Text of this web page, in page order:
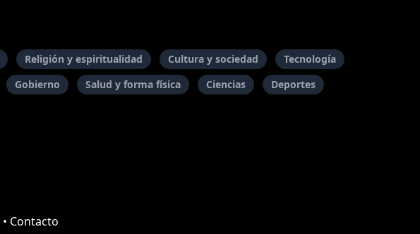
Religión y espiritualidad Cultura y sociedad
Tecnología
Gobierno Salud y forma física Ciencias Deportes
• Contacto